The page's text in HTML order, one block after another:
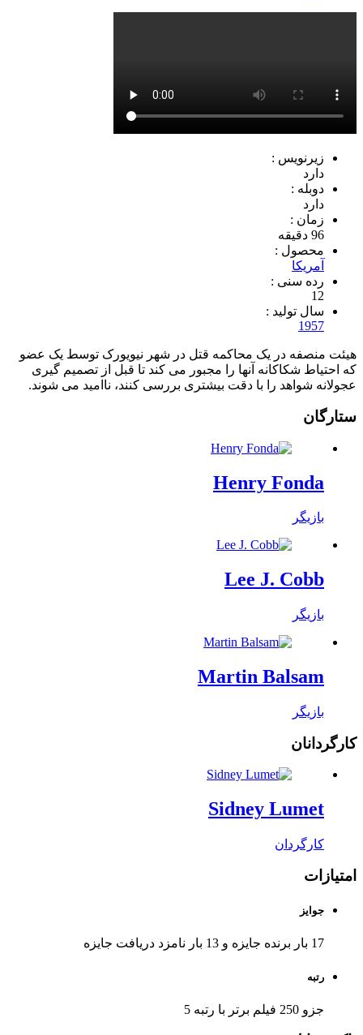
زیرنویس :
دارد
دوبله :
دارد
زمان :
96 دقیقه
محصول :
آمریکا
رده سنی :
12
سال تولید :
1957
هیئت منصفه در یک محاکمه قتل در شهر نیویورک توسط یک عضو
که احتیاط شکاکانه آنها را مجبور می کند تا قبل از تصمیم گیری
عجولانه شواهد را با دقت بیشتری بررسی کنند، ناامید می شوند.
ستارگان
Henry Fonda
بازیگر
Lee J. Cobb
بازیگر
Martin Balsam
بازیگر
کارگردانان
Sidney Lumet
کارگردان
امتیازات
جوایز
17 بار برنده جایزه و 13 بار نامزد دریافت جایزه
رتبه
جزو 250 فیلم برتر با رتبه 5